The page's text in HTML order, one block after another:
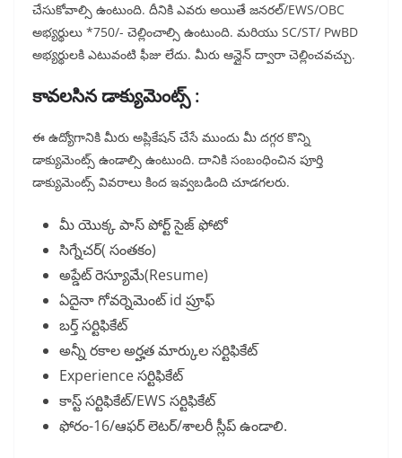
చేసుకోవాల్సి ఉంటుంది. దీనికి ఎవరు అయితే జనరల్/EWS/OBC
అభ్యర్థులు *750/- చెల్లించాల్సి ఉంటుంది. మరియు SC/ST/ PwBD
అభ్యర్థులకి ఎటువంటి ఫీజు లేదు. మీరు ఆన్లైన్ ద్వారా చెల్లించవచ్చు.
కావలసిన డాక్యుమెంట్స్ :
ఈ ఉద్యోగానికి మీరు అప్లికేషన్ చేసే ముందు మీ దగ్గర కొన్ని
డాక్యుమెంట్స్ ఉండాల్సి ఉంటుంది. దానికి సంబంధించిన పూర్తి
డాక్యుమెంట్స్ వివరాలు కింద ఇవ్వబడింది చూడగలరు.
మీ యొక్క పాస్ పోర్ట్ సైజ్ ఫోటో
సిగ్నేచర్( సంతకం)
అప్డేట్ రెస్యూమే(Resume)
ఏదైనా గోవర్నెమెంట్ id ప్రూఫ్
బర్త్ సర్టిఫికేట్
అన్నీ రకాల అర్హత మార్కుల సర్టిఫికేట్
Experience సర్టిఫికేట్
కాస్ట్ సర్టిఫికేట్/EWS సర్టిఫికేట్
ఫోరం-16/ఆఫర్ లెటర్/శాలరీ స్లీప్ ఉండాలి.